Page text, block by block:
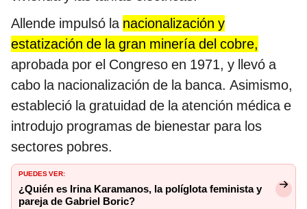
Allende impulsó la nacionalización y
estatización de la gran minería del cobre,
aprobada por el Congreso en 1971, y llevó a
cabo la nacionalización de la banca. Asimismo,
estableció la gratuidad de la atención médica e
introdujo programas de bienestar para los
sectores pobres.
PUEDES VER:
¿Quién es Irina Karamanos, la políglota feminista y
pareja de Gabriel Boric?